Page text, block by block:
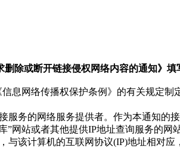
删除或断开链接侵权网络内容的通知》填
网络传播权保护条例》的有关规定制
务的网络服务提供者。作为本通知的
网站或者其他提供IP地址查询服务的网
该计算机的互联网协议(IP)地址相对